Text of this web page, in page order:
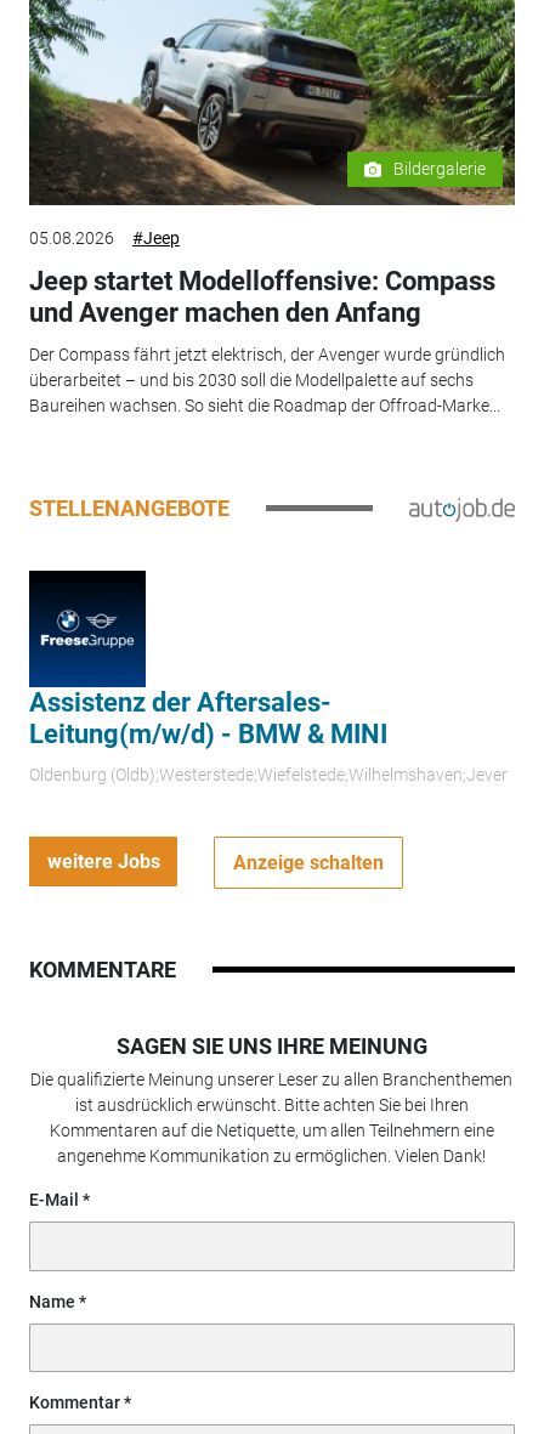
Bildergalerie
05.08.2026 #Jeep
Jeep startet Modelloffensive: Compass
und Avenger machen den Anfang
Der Compass fährt jetzt elektrisch, der Avenger wurde gründlich
überarbeitet – und bis 2030 soll die Modellpalette auf sechs
Baureihen wachsen. So sieht die Roadmap der Offroad-Marke...
STELLENANGEBOTE
Assistenz der Aftersales-
Leitung(m/w/d) - BMW & MINI
Oldenburg (Oldb);Westerstede;Wiefelstede;Wilhelmshaven;Jever
weitere Jobs Anzeige schalten
KOMMENTARE
SAGEN SIE UNS IHRE MEINUNG
Die qualifizierte Meinung unserer Leser zu allen Branchenthemen
ist ausdrücklich erwünscht. Bitte achten Sie bei Ihren
Kommentaren auf die Netiquette, um allen Teilnehmern eine
angenehme Kommunikation zu ermöglichen. Vielen Dank!
E-Mail
Name
Kommentar